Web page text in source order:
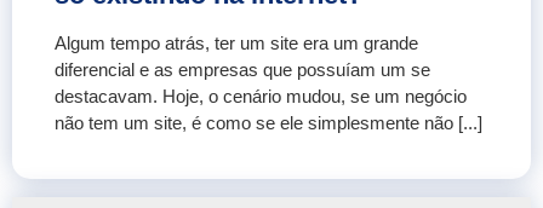
Algum tempo atrás, ter um site era um grande
diferencial e as empresas que possuíam um se
destacavam. Hoje, o cenário mudou, se um negócio
não tem um site, é como se ele simplesmente não [...]